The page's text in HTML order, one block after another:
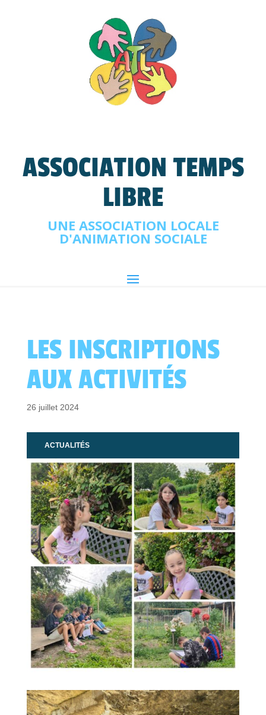
ASSOCIATION TEMPS
LIBRE
UNE ASSOCIATION LOCALE
D'ANIMATION SOCIALE
LES INSCRIPTIONS
AUX ACTIVITÉS
26 juillet 2024
ACTUALITÉS